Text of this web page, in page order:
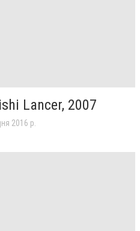
Lancer, 2007
2016 р.